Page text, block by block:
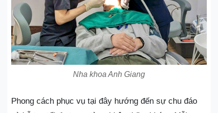
Nha khoa Anh Giang
Phong cách phục vụ tại đây hướng đến sự chu đáo